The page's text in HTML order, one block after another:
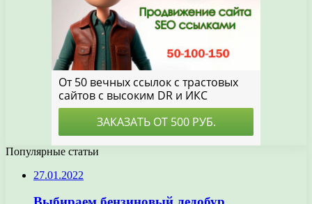
Популярные статьи
27.01.2022